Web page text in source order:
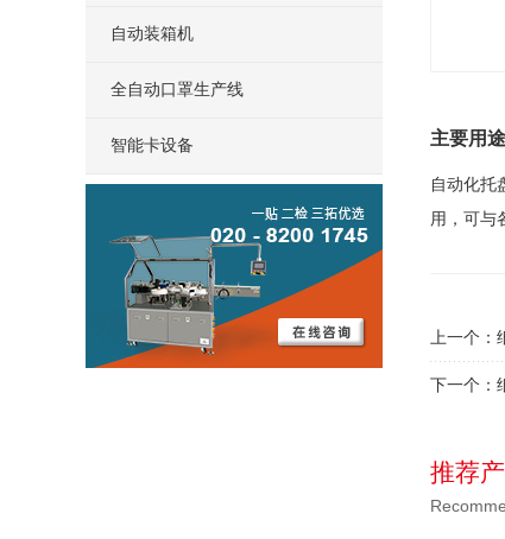
自动装箱机
全自动口罩生产线
智能卡设备 主要用途
自动化托
用，可与
上一个：
下一个：
推荐